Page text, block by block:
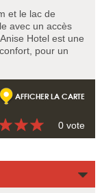
et le lac de
avec un accès
Hotel est une
pour un
AFFICHER LA CARTE
0 vote